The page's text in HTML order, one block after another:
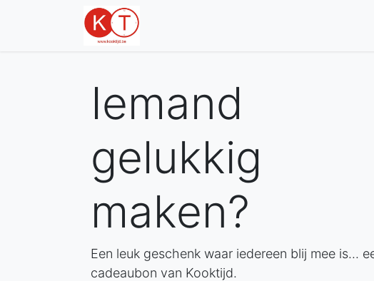
Iemand
gelukkig
maken?
Een leuk geschenk waar iedereen blij mee is...
cadeaubon van Kooktijd.